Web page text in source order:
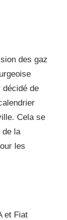
des gaz
décidé de
Cela se
de la
les
et Fiat